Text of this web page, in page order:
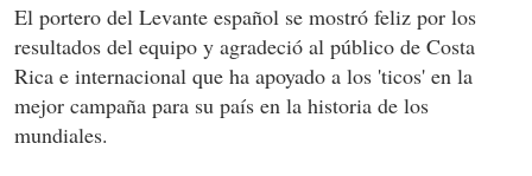
El portero del Levante español se mostró feliz por los
resultados del equipo y agradeció al público de Costa
Rica e internacional que ha apoyado a los 'ticos' en la
mejor campaña para su país en la historia de los
mundiales.